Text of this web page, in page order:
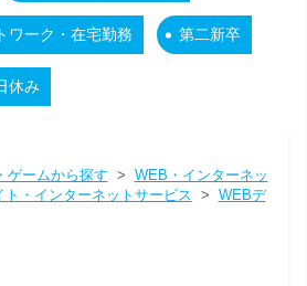
ワーク・在宅勤務 第二新卒
休み
ゲームから探す > WEB・インターネッ
ト・インターネットサービス > WEBデ